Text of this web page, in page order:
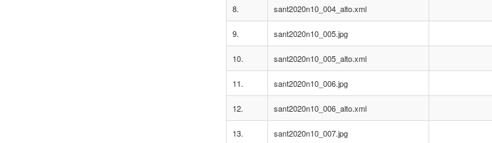
8. sant2020n10_004_alto.xml
9. sant2020n10_005.jpg
10. sant2020n10_005_alto.xml
11. sant2020n10_006.jpg
12. sant2020n10_006_alto.xml
13. sant2020n10_007.jpg